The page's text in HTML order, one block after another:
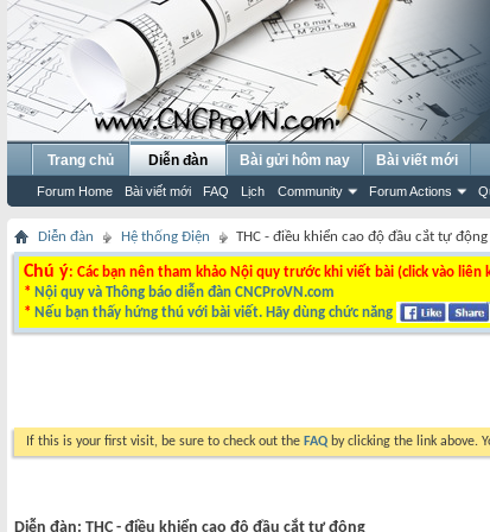
Trang chủ Diễn đàn
Forum Home Bài viết mới FAQ Lịch Community Forum Actions
Bài gửi hôm nay Bài viết mới
Diễn đàn Hệ thống Điện THC - điều khiển cao độ đầu cắt tự động
Chú ý: Các bạn nên tham khảo Nội quy trước khi viết bài (click vào liên
* Nội quy và Thông báo diễn đàn CNCProVN.com
* Nếu bạn thấy hứng thú với bài viết. Hãy dùng chức năng
If this is your first visit, be sure to check out the FAQ by clicking the link above.
Diễn đàn: THC - điều khiển cao độ đầu cắt tự động